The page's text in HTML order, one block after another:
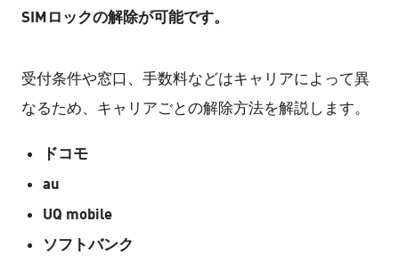
SIMロックの解除が可能です。
受付条件や窓口、手数料などはキャリアによって異
なるため、キャリアごとの解除方法を解説します。
ドコモ
au
UQ mobile
ソフトバンク